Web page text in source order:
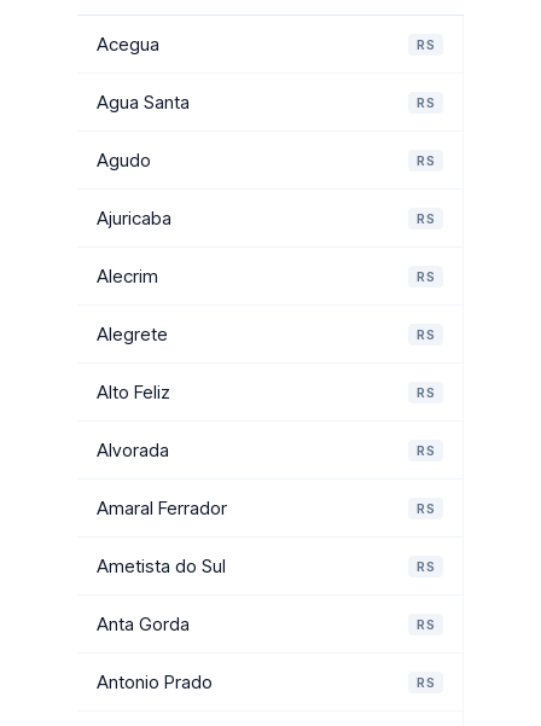
Acegua RS
Agua Santa RS
Agudo RS
Ajuricaba RS
Alecrim RS
Alegrete RS
Alto Feliz RS
Alvorada RS
Amaral Ferrador RS
Ametista do Sul RS
Anta Gorda RS
Antonio Prado RS